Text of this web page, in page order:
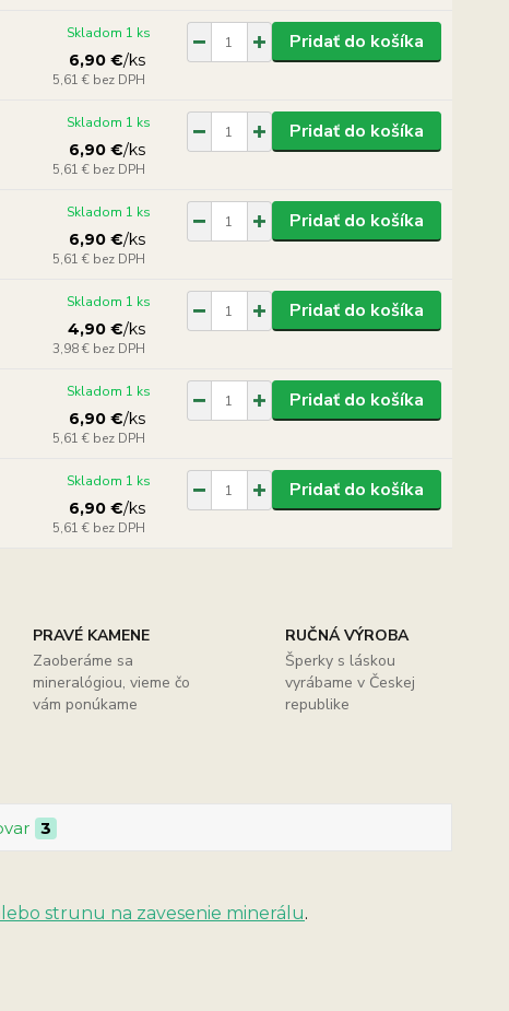
6,90 €/ks
5,61 € bez DPH
Skladom 1 ks Pridať do košíka
6,90 €/ks
5,61 € bez DPH
Skladom 1 ks Pridať do košíka
6,90 €/ks
5,61 € bez DPH
Skladom 1 ks Pridať do košíka
4,90 €/ks
3,98 € bez DPH
Skladom 1 ks Pridať do košíka
6,90 €/ks
5,61 € bez DPH
Skladom 1 ks Pridať do košíka
6,90 €/ks
5,61 € bez DPH
Skladom 1 ks Pridať do košíka
PRAVÉ KAMENE
Zaoberáme sa
mineralógiou, vieme čo
vám ponúkame
RUČNÁ VÝROBA
Šperky s láskou
vyrábame v Českej
republike
3
strunu na zavesenie minerálu.